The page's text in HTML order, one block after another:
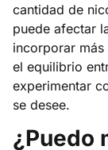
cantidad de
puede afectar
incorporar
el equilibrio
experimentar
se desee.
¿Puedo